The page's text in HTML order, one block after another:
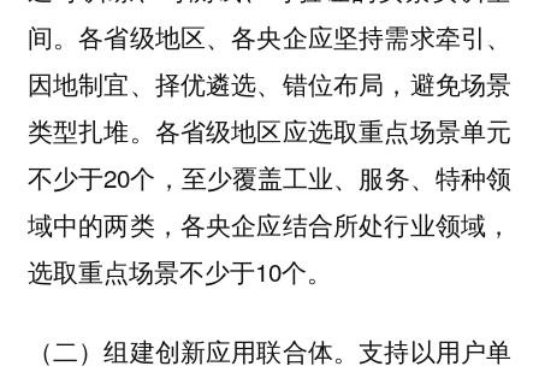
间。各省级地区、各央企应坚持需求牵引、
因地制宜、择优遴选、错位布局，避免场景
类型扎堆。各省级地区应选取重点场景单元
不少于20个，至少覆盖工业、服务、特种领
域中的两类，各央企应结合所处行业领域，
选取重点场景不少于10个。
（二）组建创新应用联合体。支持以用户单